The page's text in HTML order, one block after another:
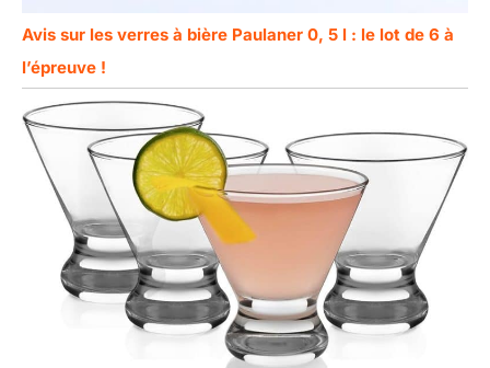
Avis sur les verres à bière Paulaner 0, 5 l : le lot de 6 à
l’épreuve !